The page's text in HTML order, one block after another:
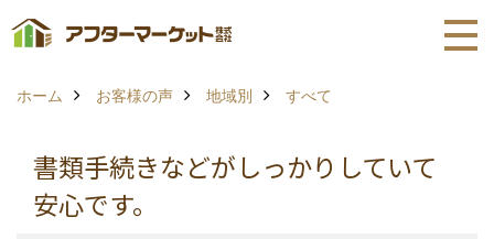
ホーム お客様の声 地域別 すべて
書類手続きなどがしっかりしていて
安心です。